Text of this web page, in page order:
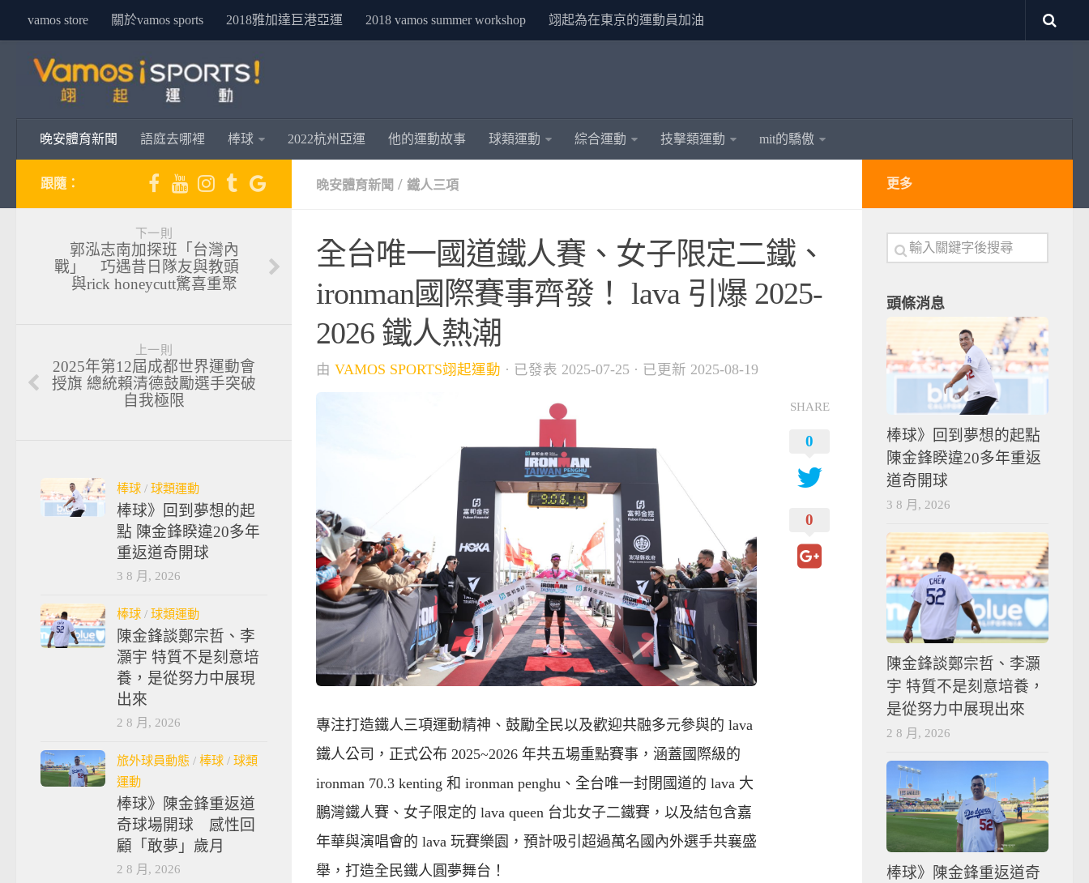
vamos store 關於vamos sports 2018雅加達巨港亞運 2018 vamos summer workshop 翊起為在東京的運動員加油
晚安體育新聞 語庭去哪裡 棒球 2022杭州亞運 他的運動故事 球類運動 綜合運動 技擊類運動 mit的驕傲
晚安體育新聞 / 鐵人三項
全台唯一國道鐵人賽、女子限定二鐵、
ironman國際賽事齊發！ lava 引爆 2025-
2026 鐵人熱潮
由 VAMOS SPORTS翊起運動 · 已發表 2025-07-25 · 已更新 2025-08-19
專注打造鐵人三項運動精神、鼓勵全民以及歡迎共融多元參與的 lava
鐵人公司，正式公布 2025~2026 年共五場重點賽事，涵蓋國際級的
ironman 70.3 kenting 和 ironman penghu、全台唯一封閉國道的 lava 大
鵬灣鐵人賽、女子限定的 lava queen 台北女子二鐵賽，以及結包含嘉
年華與演唱會的 lava 玩賽樂園，預計吸引超過萬名國內外選手共襄盛
舉，打造全民鐵人圓夢舞台！
SHARE
0
0
跟隨：
下一則
郭泓志南加探班「台灣內
戰」 巧遇昔日隊友與教頭
與rick honeycutt驚喜重聚
上一則
2025年第12屆成都世界運動會
授旗 總統賴清德鼓勵選手突破
自我極限
棒球 / 球類運動
棒球》回到夢想的起
點 陳金鋒睽違20多年
重返道奇開球
3 8 月, 2026
棒球 / 球類運動
陳金鋒談鄭宗哲、李
灝宇 特質不是刻意培
養，是從努力中展現
出來
2 8 月, 2026
旅外球員動態 / 棒球 / 球類
運動
棒球》陳金鋒重返道
奇球場開球 感性回
顧「敢夢」歲月
2 8 月, 2026
更多
頭條消息
棒球》回到夢想的起點
陳金鋒睽違20多年重返
道奇開球
3 8 月, 2026
陳金鋒談鄭宗哲、李灝
宇 特質不是刻意培養，
是從努力中展現出來
2 8 月, 2026
棒球》陳金鋒重返道奇